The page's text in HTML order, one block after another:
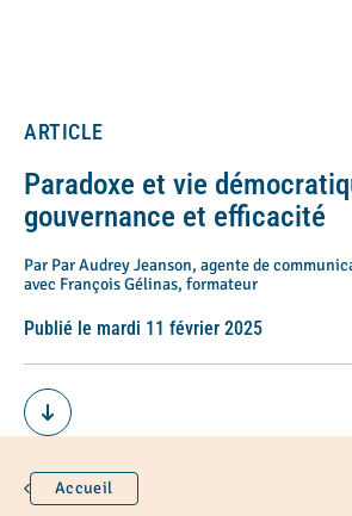
ARTICLE
Paradoxe et vie
gouvernance et efficacité
Par Par Audrey Jeanson, agente de
avec François Gélinas, formateur
Publié le mardi 11 février 2025
Accueil